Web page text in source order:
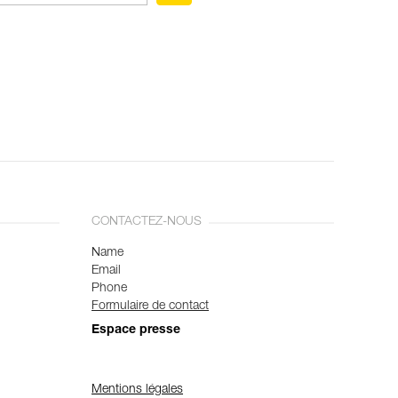
CONTACTEZ-NOUS
Name
Email
Phone
Formulaire de contact
Espace presse
Mentions légales